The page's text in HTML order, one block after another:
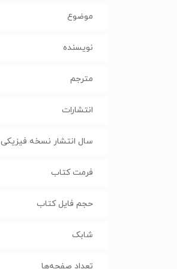
موضوع
نویسنده
مترجم
انتشارات
سال انتشار نسخه فیزیکی
فرمت کتاب
حجم فایل کتاب
شابک
تعداد صفحه‌ها